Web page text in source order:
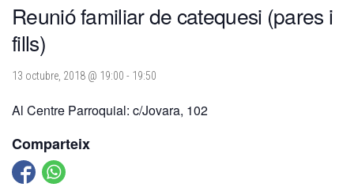
Reunió familiar de catequesi (pares i
fills)
13 octubre, 2018 @ 19:00 - 19:50
Al Centre Parroquial: c/Jovara, 102
Comparteix